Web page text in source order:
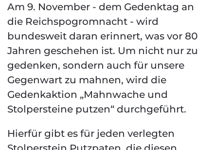
Am 9. November - dem Gedenktag an
die Reichspogromnacht - wird
bundesweit daran erinnert, was vor 80
Jahren geschehen ist. Um nicht nur zu
gedenken, sondern auch für unsere
Gegenwart zu mahnen, wird die
Gedenkaktion „Mahnwache und
Stolpersteine putzen“ durchgeführt.
Hierfür gibt es für jeden verlegten